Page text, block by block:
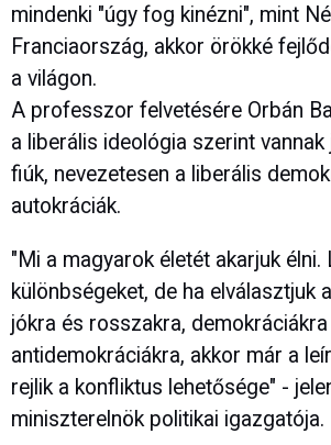
mindenki "úgy fog kinézni", mint
Franciaország, akkor örökké
a világon.
A professzor felvetésére Orbán
a liberális ideológia szerint
fiúk, nevezetesen a liberális
autokráciák.
"Mi a magyarok életét akarjuk élni.
különbségeket, de ha elválasztjuk
jókra és rosszakra,
antidemokráciákra, akkor már a
rejlik a konfliktus lehetősége" -
miniszterelnök politikai igazgatója.